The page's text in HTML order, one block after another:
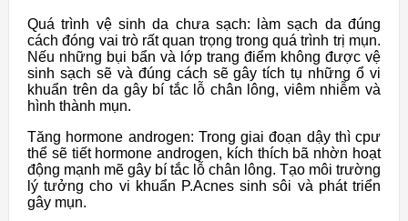
Quá trình vệ sinh da chưa sạch: làm sạch da đúng
cách đóng vai trò rất quan trọng trong quá trình trị mụn.
Nếu những bụi bẩn và lớp trang điểm không được vệ
sinh sạch sẽ và đúng cách sẽ gây tích tụ những ổ vi
khuẩn trên da gây bí tắc lỗ chân lông, viêm nhiễm và
hình thành mụn.
Tăng hormone androgen: Trong giai đoạn dậy thì cpư
thể sẽ tiết hormone androgen, kích thích bã nhờn hoạt
động mạnh mẽ gây bí tắc lỗ chân lông. Tạo môi trường
lý tưởng cho vi khuẩn P.Acnes sinh sôi và phát triển
gây mụn.